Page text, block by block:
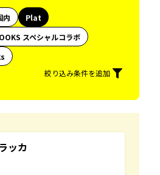
内
Plat
スペシャルコラボ
絞り込み条件を追加
ッカ